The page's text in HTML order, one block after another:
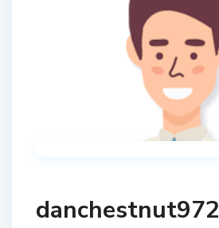
danchestnut972